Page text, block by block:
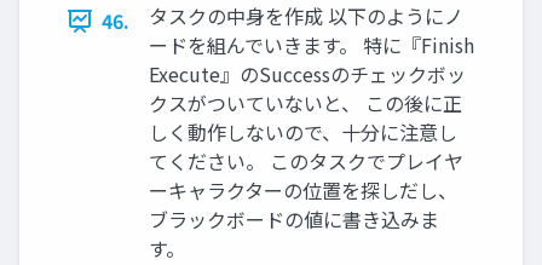
46.
タスクの中身を作成 以下のようにノ
ードを組んでいきます。 特に『Finish
Execute』のSuccessのチェックボッ
クスがついていないと、 この後に正
しく動作しないので、十分に注意し
てください。 このタスクでプレイヤ
ーキャラクターの位置を探しだし、
ブラックボードの値に書き込みま
す。